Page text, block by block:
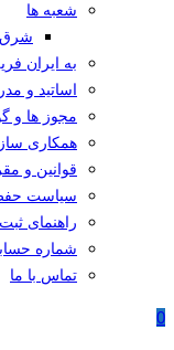
شعبه ها
شرق
به ایران
اساتید و
مجوز ها و
همکاری
قوانین و
سیاست
راهنمای
شماره
تماس با ما
0